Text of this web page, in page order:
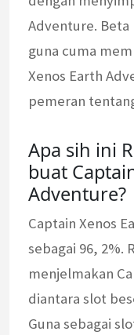
Adventure.
guna cuma
Xenos Earth
pemeran
Apa sih ini
buat
Adventure?
Captain Xenos
sebagai 96, 2%.
menjelmakan
diantara slot
Guna sebagai